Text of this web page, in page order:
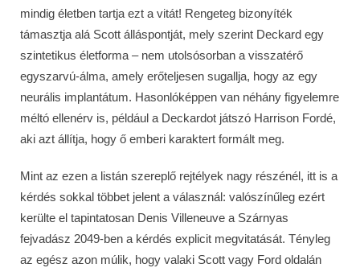
mindig életben tartja ezt a vitát! Rengeteg bizonyíték
támasztja alá Scott álláspontját, mely szerint Deckard egy
szintetikus életforma – nem utolsósorban a visszatérő
egyszarvú-álma, amely erőteljesen sugallja, hogy az egy
neurális implantátum. Hasonlóképpen van néhány figyelemre
méltó ellenérv is, például a Deckardot játszó Harrison Fordé,
aki azt állítja, hogy ő emberi karaktert formált meg.
Mint az ezen a listán szereplő rejtélyek nagy részénél, itt is a
kérdés sokkal többet jelent a válasznál: valószínűleg ezért
kerülte el tapintatosan Denis Villeneuve a Szárnyas
fejvadász 2049-ben a kérdés explicit megvitatását. Tényleg
az egész azon múlik, hogy valaki Scott vagy Ford oldalán